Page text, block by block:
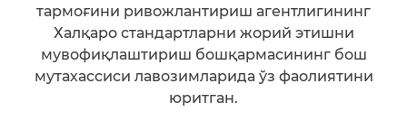
тармоғини ривожлантириш агентлигининг
Халқаро стандартларни жорий этишни
мувофиқлаштириш бошқармасининг бош
мутахассиси лавозимларида ўз фаолиятини
юритган.